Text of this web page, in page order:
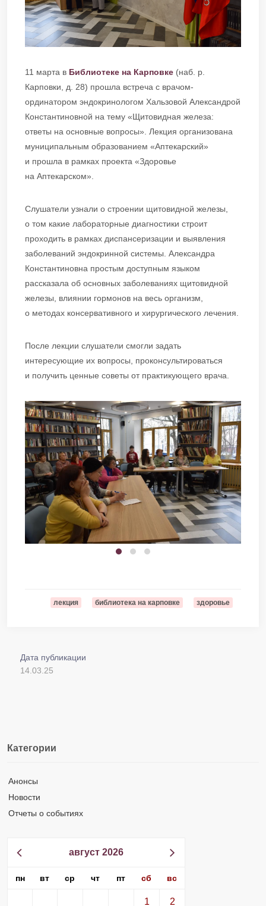
11 марта в Библиотеке на Карповке (наб. р.
Карповки, д. 28) прошла встреча с врачом-
ординатором эндокринологом Хальзовой Александрой
Константиновной на тему «Щитовидная железа:
ответы на основные вопросы». Лекция организована
муниципальным образованием «Аптекарский»
и прошла в рамках проекта «Здоровье
на Аптекарском».
Слушатели узнали о строении щитовидной железы,
о том какие лабораторные диагностики строит
проходить в рамках диспансеризации и выявления
заболеваний эндокринной системы. Александра
Константиновна простым доступным языком
рассказала об основных заболеваниях щитовидной
железы, влиянии гормонов на весь организм,
о методах консервативного и хирургического лечения.
После лекции слушатели смогли задать
интересующие их вопросы, проконсультироваться
и получить ценные советы от практикующего врача.
лекция библиотека на карповке здоровье
Дата публикации
14.03.25
Категории
Анонсы
Новости
Отчеты о событиях
август 2026
пн вт ср чт пт сб вс
1 2